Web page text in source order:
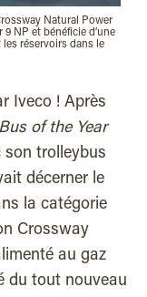
Natural Power
NP et bénéficie d’une
réservoirs dans le
Iveco ! Après
of the Year
son trolleybus
décerner le
la catégorie
Crossway
au gaz
du tout nouveau